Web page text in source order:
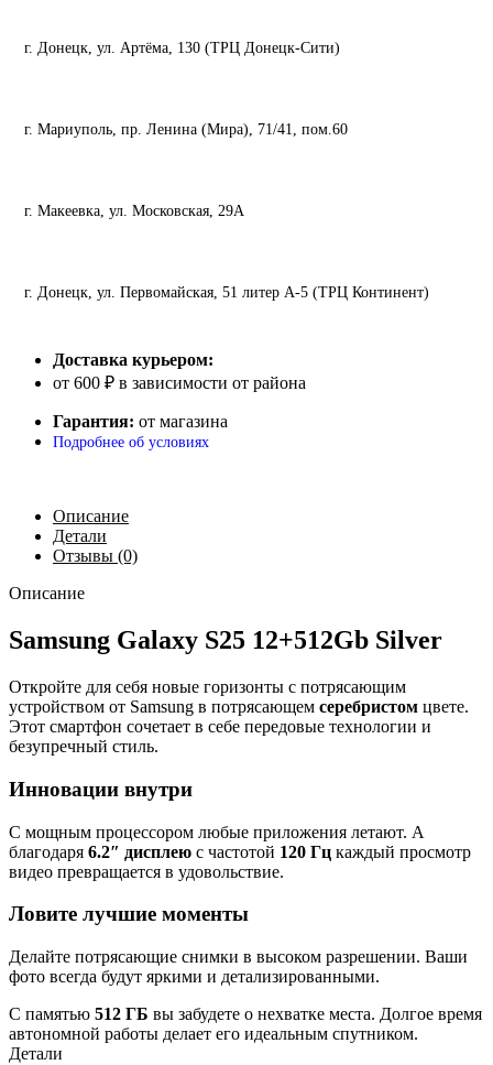
г. Донецк, ул. Артёма, 130 (ТРЦ Донецк-Сити)
г. Мариуполь, пр. Ленина (Мира), 71/41, пом.60
г. Макеевка, ул. Московская, 29А
г. Донецк, ул. Первомайская, 51 литер А-5 (ТРЦ Континент)
Доставка курьером:
от 600 ₽ в зависимости от района
Гарантия: от магазина
Подробнее об условиях
Описание
Детали
Отзывы (0)
Описание
Samsung Galaxy S25 12+512Gb Silver
Откройте для себя новые горизонты с потрясающим
устройством от Samsung в потрясающем серебристом цвете.
Этот смартфон сочетает в себе передовые технологии и
безупречный стиль.
Инновации внутри
С мощным процессором любые приложения летают. А
благодаря 6.2″ дисплею с частотой 120 Гц каждый просмотр
видео превращается в удовольствие.
Ловите лучшие моменты
Делайте потрясающие снимки в высоком разрешении. Ваши
фото всегда будут яркими и детализированными.
С памятью 512 ГБ вы забудете о нехватке места. Долгое время
автономной работы делает его идеальным спутником.
Детали